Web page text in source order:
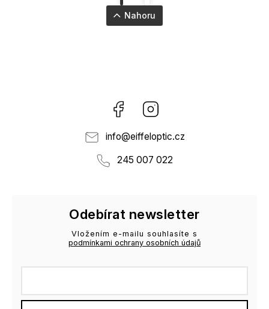
Nahoru
Facebook
info@eiffeloptic.cz
245 007 022
Odebírat newsletter
Vložením e-mailu souhlasíte s
podmínkami ochrany osobních údajů